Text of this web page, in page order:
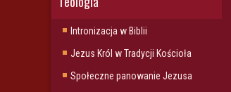
Intronizacja w Biblii
Jezus Król w Tradycji Kościoła
Społeczne panowanie Jezusa